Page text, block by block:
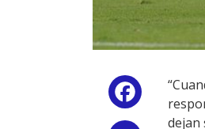
Facebook
dejan